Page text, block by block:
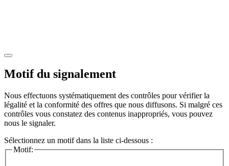
Motif du signalement
Nous effectuons systématiquement des contrôles pour vérifier la
légalité et la conformité des offres que nous diffusons. Si malgré ces
contrôles vous constatez des contenus inappropriés, vous pouvez
nous le signaler.
Sélectionnez un motif dans la liste ci-dessous :
Motif: